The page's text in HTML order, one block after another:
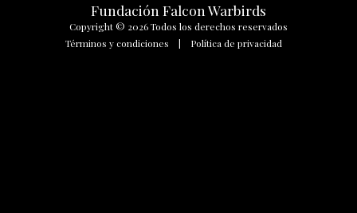
Fundación Falcon Warbirds
Copyright © 2026 Todos los derechos reservados
Términos y condiciones | Política de privacidad